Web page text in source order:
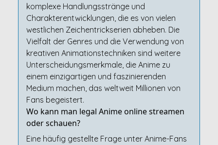
komplexe Handlungsstränge und
Charakterentwicklungen, die es von vielen
westlichen Zeichentrickserien abheben. Die
Vielfalt der Genres und die Verwendung von
kreativen Animationstechniken sind weitere
Unterscheidungsmerkmale, die Anime zu
einem einzigartigen und faszinierenden
Medium machen, das weltweit Millionen von
Fans begeistert.
Wo kann man legal Anime online streamen
oder schauen?
Eine häufig gestellte Frage unter Anime-Fans